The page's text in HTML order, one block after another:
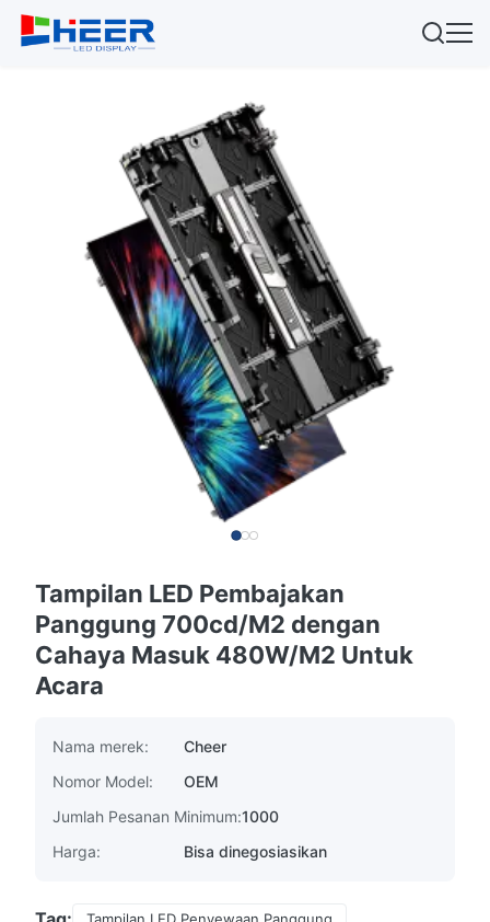
Tampilan LED Pembajakan
Panggung 700cd/M2 dengan
Cahaya Masuk 480W/M2 Untuk
Acara
Nama merek:
Cheer
Nomor Model:
OEM
Jumlah Pesanan Minimum:1000
Harga:
Bisa dinegosiasikan